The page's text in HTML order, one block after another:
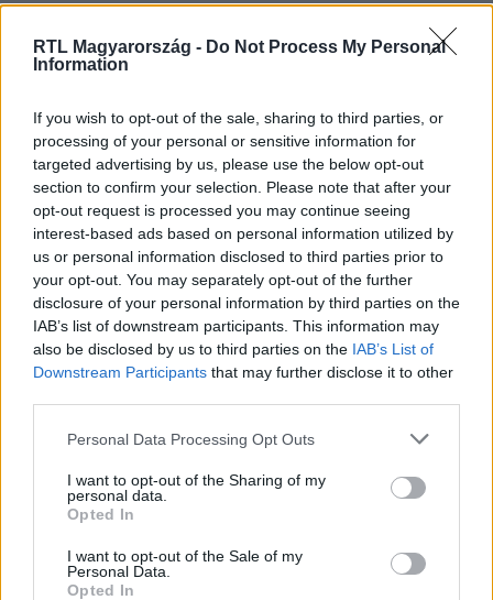
RTL Magyarország - Do Not Process My Personal
Information
If you wish to opt-out of the sale, sharing to third parties, or
processing of your personal or sensitive information for
targeted advertising by us, please use the below opt-out
section to confirm your selection. Please note that after your
opt-out request is processed you may continue seeing
interest-based ads based on personal information utilized by
us or personal information disclosed to third parties prior to
your opt-out. You may separately opt-out of the further
disclosure of your personal information by third parties on the
IAB’s list of downstream participants. This information may
also be disclosed by us to third parties on the IAB’s List of
Downstream Participants that may further disclose it to other
Please note that this website/app uses one or more Google
not limited to your visit or usage behaviour. You may click to
grant or deny consent to Google and its third-party tags to
use your data for below specified purposes in below Google
consent section.
Personal Data Processing Opt Outs
I want to opt-out of the Sharing of my
personal data.
Opted In
I want to opt-out of the Sale of my
Personal Data.
Opted In
Kövess minket, és értesülj a friss hírekről a
Követem
#BULVÁR #HEGEDŰS LÁSZLÓ #ÜGYVÉD
#KÓRHÁZI FERTŐZÉS # ELHUNYT
Népszerű